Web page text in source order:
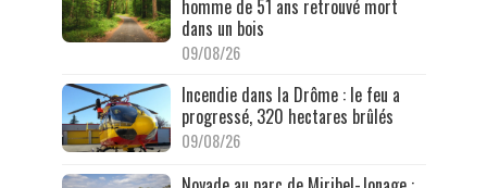
homme de 51 ans retrouvé mort
dans un bois
09/08/26
Incendie dans la Drôme : le feu a
progressé, 320 hectares brûlés
09/08/26